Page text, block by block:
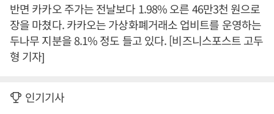
반면 카카오 주가는 전날보다 1.98% 오른 46만3천 원으로
장을 마쳤다. 카카오는 가상화폐거래소 업비트를 운영하는
두나무 지분을 8.1% 정도 들고 있다. [비즈니스포스트 고두
형 기자]
인기기사